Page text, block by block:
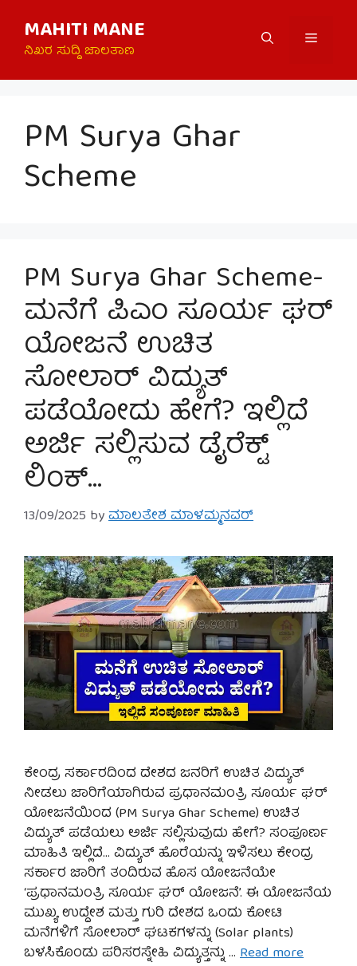
content
MAHITI MANE
ನಿಖರ ಸುದ್ದಿ ಜಾಲತಾಣ
Menu
PM Surya Ghar
Scheme
PM Surya Ghar Scheme-
ಮನೆಗೆ ಪಿಎಂ ಸೂರ್ಯ ಘರ್
ಯೋಜನೆ ಉಚಿತ
ಸೋಲಾರ್ ವಿದ್ಯುತ್
ಪಡೆಯೋದು ಹೇಗೆ? ಇಲ್ಲಿದೆ
ಅರ್ಜಿ ಸಲ್ಲಿಸುವ ಡೈರೆಕ್ಟ್
ಲಿಂಕ್…
13/09/2025 byಮಾಲತೇಶ ಮಾಳಮ್ಮನವರ್
ಕೇಂದ್ರ ಸರ್ಕಾರದಿಂದ ದೇಶದ ಜನರಿಗೆ ಉಚಿತ ವಿದ್ಯುತ್
ನೀಡಲು ಜಾರಿಗೆಯಾಗಿರುವ ಪ್ರಧಾನಮಂತ್ರಿ ಸೂರ್ಯ ಘರ್
ಯೋಜನೆಯಿಂದ (PM Surya Ghar Scheme) ಉಚಿತ
ವಿದ್ಯುತ್ ಪಡೆಯಲು ಅರ್ಜಿ ಸಲ್ಲಿಸುವುದು ಹೇಗೆ? ಸಂಪೂರ್ಣ
ಮಾಹಿತಿ ಇಲ್ಲಿದೆ… ವಿದ್ಯುತ್ ಹೊರೆಯನ್ನು ಇಳಿಸಲು ಕೇಂದ್ರ
ಸರ್ಕಾರ ಜಾರಿಗೆ ತಂದಿರುವ ಹೊಸ ಯೋಜನೆಯೇ
‘ಪ್ರಧಾನಮಂತ್ರಿ ಸೂರ್ಯ ಘರ್ ಯೋಜನೆ’. ಈ ಯೋಜನೆಯ
ಮುಖ್ಯ ಉದ್ದೇಶ ಮತ್ತು ಗುರಿ ದೇಶದ ಒಂದು ಕೋಟಿ
ಮನೆಗಳಿಗೆ ಸೋಲಾರ್ ಘಟಕಗಳನ್ನು (Solar plants)
ಬಳಸಿಕೊಂಡು ಪರಿಸರಸ್ನೇಹಿ ವಿದ್ಯುತ್ತನ್ನು … Read more